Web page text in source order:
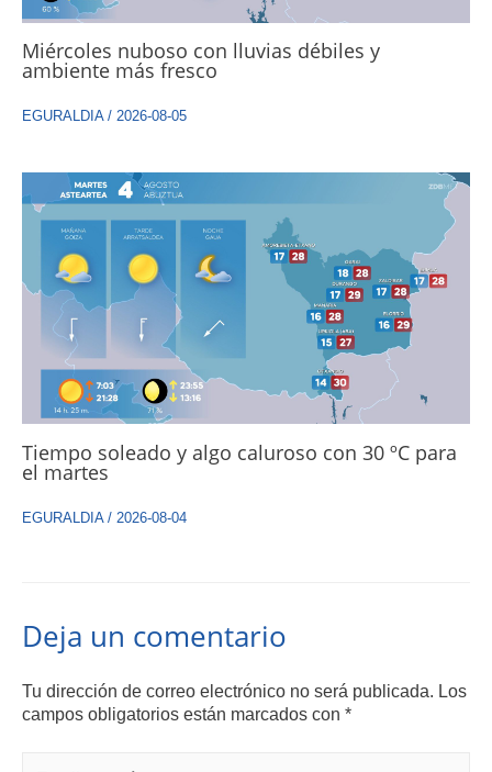
Miércoles nuboso con lluvias débiles y
ambiente más fresco
EGURALDIA/ 2026-08-05
Tiempo soleado y algo caluroso con 30 ºC para
el martes
EGURALDIA/ 2026-08-04
Deja un comentario
Tu dirección de correo electrónico no será publicada. Los
campos obligatorios están marcados con *